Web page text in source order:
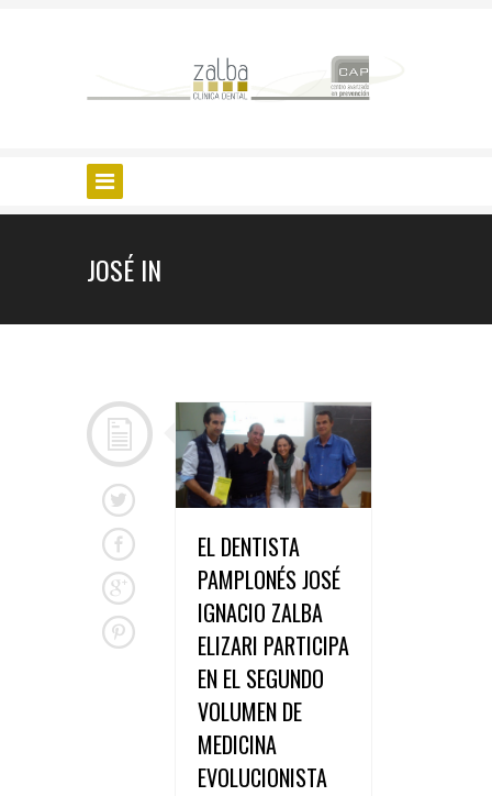
JOSÉ IN
EL DENTISTA
PAMPLONÉS JOSÉ
IGNACIO ZALBA
ELIZARI PARTICIPA
EN EL SEGUNDO
VOLUMEN DE
MEDICINA
EVOLUCIONISTA